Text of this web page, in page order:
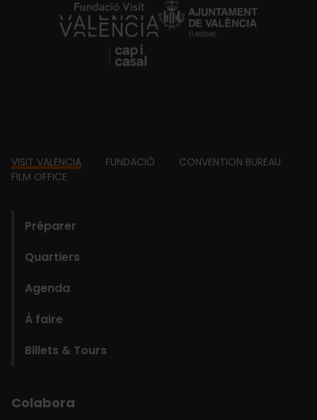
https://fundacion.visitvalencia.com/
Footer
VISIT VALENCIA FUNDACIÓ
CONVENTION BUREAU
FILM OFFICE
Préparer
Quartiers
Agenda
À faire
Billets & Tours
Colabora